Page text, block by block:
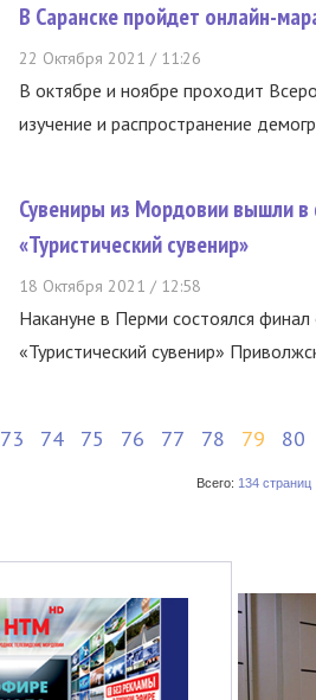
В Саранске пройдет онлайн-
22 Октября 2021 / 11:26
В октябре и ноябре проходит
изучение и распространение
Сувениры из Мордовии вышли в
«Туристический сувенир»
18 Октября 2021 / 12:58
Накануне в Перми состоялся финал
«Туристический сувенир»
73 74 75 76 77 78 79 80
Всего: 134 страниц